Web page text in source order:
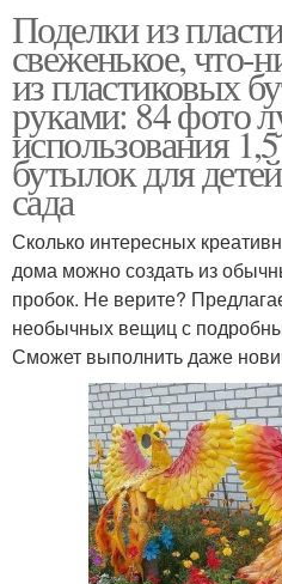
Поделки из
свеженькое, что-
из пластиковых
руками: 84 фото
использования
бутылок для
сада
Сколько интересных
дома можно создать из
пробок. Не верите?
необычных вещиц с
Сможет выполнить даже